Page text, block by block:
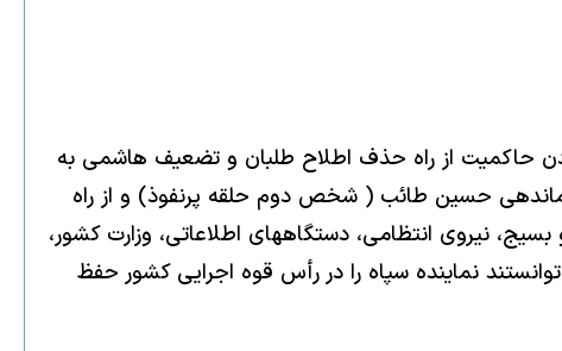
حاكميت از راه حذف اطلاح طلبان و تضعيف هاشمى به
فرماندهى حسين طائب ( شخص دوم حلقه پرنفوذ) و از راه
نيروى انتظامى، دستگاههاى اطلاعاتى، وزارت كشور،
نماينده سپاه را در رأس قوه اجرايى كشور حفظ